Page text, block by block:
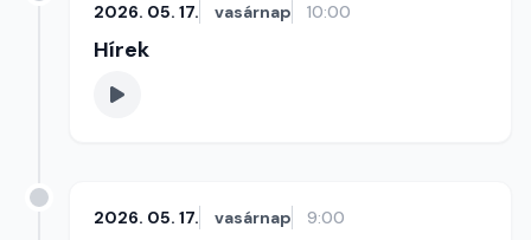
2026. 05. 17. vasárnap 10:00
Hírek
2026. 05. 17. vasárnap 9:00